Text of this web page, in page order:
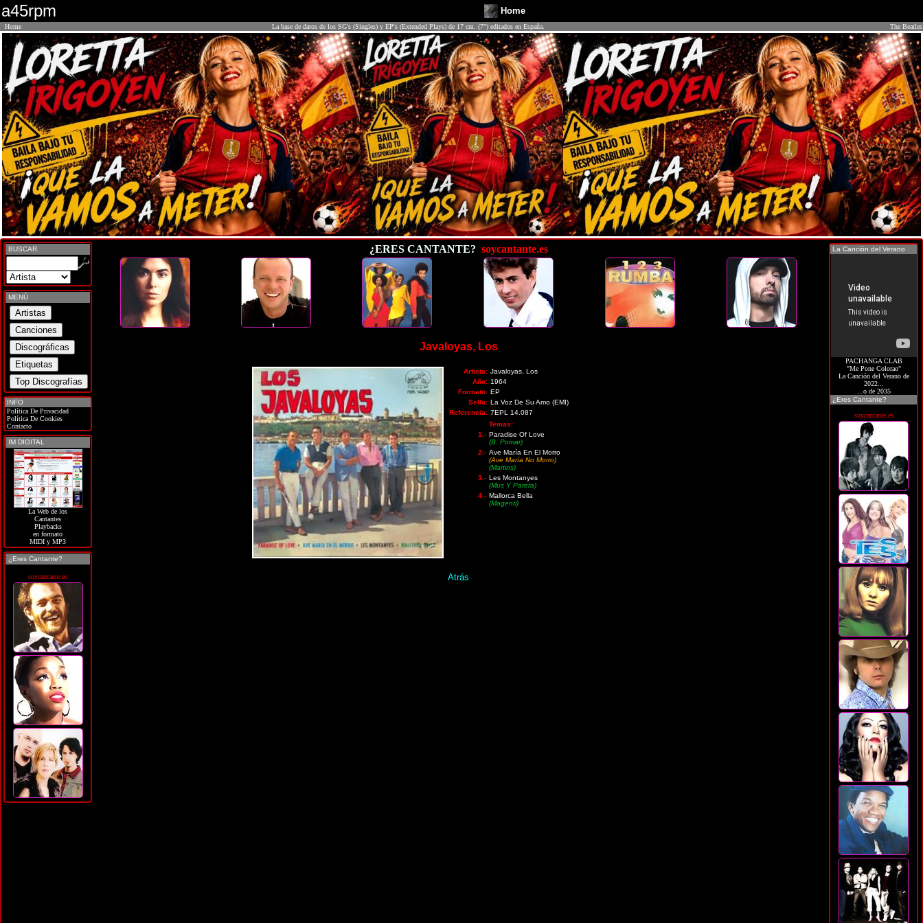
a45rpm Home
Home La base de datos de los SG's (Singles) y EP's (Extended Plays) de 17 cm. (7") editados en España. The Beatles
BUSCAR
MENÚ
INFO
Política De Privacidad
Política De Cookies
Contacto
IM DIGITAL
La Web de los
Cantantes
Playbacks
en formato
MIDI y MP3
¿Eres Cantante?
soycantante.es
¿ERES CANTANTE? soycantante.es
Javaloyas, Los
Artista: Javaloyas, Los
Año: 1964
Formato: EP
Sello: La Voz De Su Amo (EMI)
Referencia: 7EPL 14.087
Temas:
1.- Paradise Of Love
(B. Pomar)
2.- Ave María En El Morro
(Ave María No Morro)
(Martins)
3.- Les Montanyes
(Mus Y Parera)
4.- Mallorca Bella
(Magenti)
Atrás
La Canción del Verano
PACHANGA CLAB
"Me Pone Colorao"
La Canción del Verano de
2022...
...o de 2035
¿Eres Cantante?
soycantante.es